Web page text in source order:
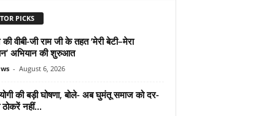
PICKS
वीबी-जी राम जी के तहत ‘मेरी बेटी–मेरा
अभियान की शुरुआत
- August 6, 2026
की बड़ी घोषणा, बोले- अब घुमंतू समाज को दर-
नहीं...